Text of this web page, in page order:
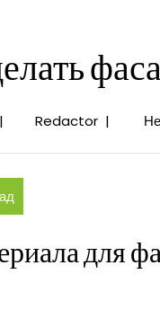
| RedactorИз
делать
|
для